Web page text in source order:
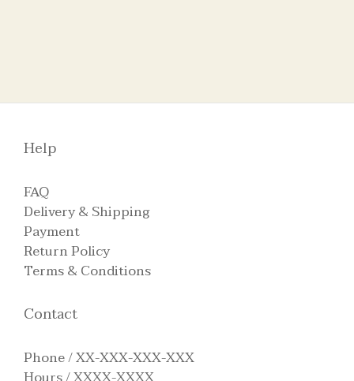
Help
FAQ
Delivery & Shipping
Payment
Return Policy
Terms & Conditions
Contact
Phone / XX-XXX-XXX-XXX